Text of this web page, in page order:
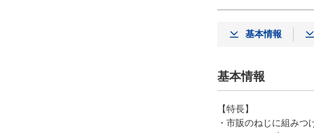
基本情報
基本情報
【特長】
・市販のねじに組み